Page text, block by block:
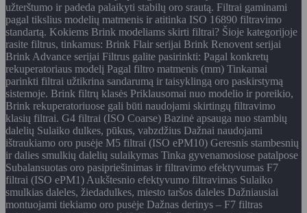
užterštumo ir padeda palaikyti stabilų oro srautą. Filtrai gaminami
pagal tikslius modelių matmenis ir atitinka ISO 16890 filtravimo
standartą. Kokiems Brink modeliams skirti filtrai? Šioje kategorijoje
rasite filtrus, tinkamus: Brink Flair serijai Brink Renovent serijai
Brink Advance serijai Filtrus galite pasirinkti: Pagal konkretų
rekuperatoriaus modelį Pagal filtro matmenis (mm) Tinkamai
parinkti filtrai užtikrina sandarumą ir taisyklingą oro paskirstymą
sistemoje. Brink filtrų klasės Priklausomai nuo modelio ir poreikio,
Brink rekuperatoriuose gali būti naudojami skirtingų filtravimo
klasių filtrai. G4 filtrai (ISO Coarse) Bazinė apsauga nuo stambių
dalelių Sulaiko dulkes, pūkus, vabzdžius Dažnai naudojami
ištraukiamo oro pusėje M5 filtrai (ISO ePM10) Geresnis stambesnių
ir dalies smulkių dalelių sulaikymas Tinka gyvenamosiose patalpose
Subalansuotas oro pasipriešinimas ir filtravimo efektyvumas F7
filtrai (ISO ePM1) Aukštesnio efektyvumo filtravimas Sulaiko
smulkias daleles, žiedadulkes, miesto taršos daleles Dažniausiai
montuojami tiekiamo oro pusėje Dažnas derinys – F7 filtras